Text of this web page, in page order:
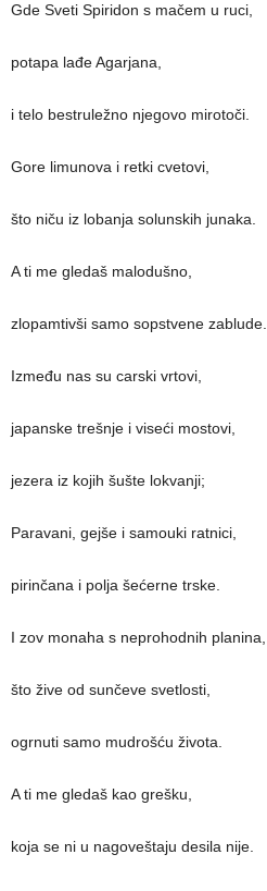
Gde Sveti Spiridon s mačem u ruci,
potapa lađe Agarjana,
i telo bestruležno njegovo mirotoči.
Gore limunova i retki cvetovi,
što niču iz lobanja solunskih junaka.
A ti me gledaš malodušno,
zlopamtivši samo sopstvene zablude.
Između nas su carski vrtovi,
japanske trešnje i viseći mostovi,
jezera iz kojih šušte lokvanji;
Paravani, gejše i samouki ratnici,
pirinčana i polja šećerne trske.
I zov monaha s neprohodnih planina,
što žive od sunčeve svetlosti,
ogrnuti samo mudrošću života.
A ti me gledaš kao grešku,
koja se ni u nagoveštaju desila nije.